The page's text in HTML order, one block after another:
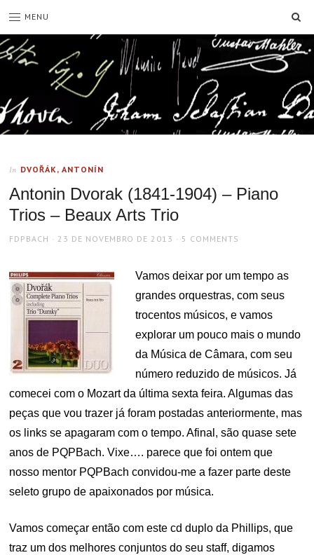
MENU
In DVOŘÁK, ANTONÍN
Antonin Dvorak (1841-1904) – Piano
Trios – Beaux Arts Trio
AUTHOR
FDPBACH
POSTED
23 DE NOVEMBRO DE 2013 5 COMMENTS
Vamos deixar por um tempo as
grandes orquestras, com seus
trocentos músicos, e vamos
explorar um pouco mais o mundo
da Música de Câmara, com seu
número reduzido de músicos. Já
comecei com o Mozart da última sexta feira. Algumas das
peças que vou trazer já foram postadas anteriormente, mas
os links se apagaram com o tempo. Afinal, são quase sete
anos de PQPBach. Vixe…. parece que foi ontem que
nosso mentor PQPBach convidou-me a fazer parte deste
seleto grupo de apaixonados por música.
Vamos começar então com este cd duplo da Phillips, que
traz um dos melhores conjuntos do seu staff, digamos